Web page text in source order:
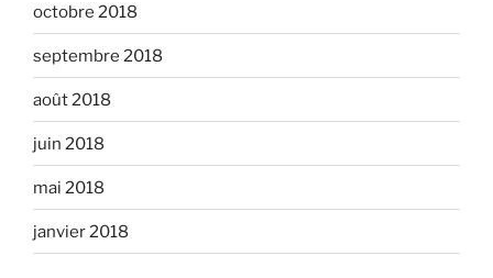
octobre 2018
septembre 2018
août 2018
juin 2018
mai 2018
janvier 2018